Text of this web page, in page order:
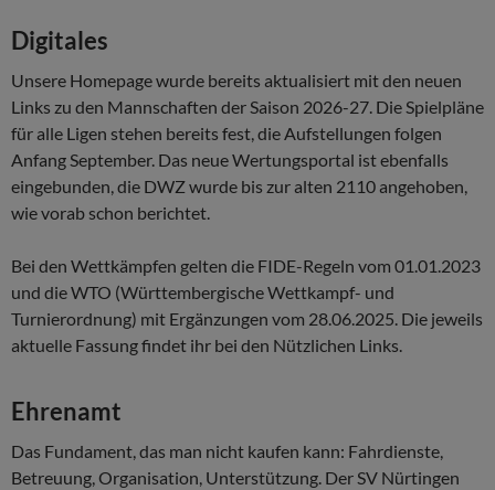
Digitales
Unsere Homepage wurde bereits aktualisiert mit den neuen
Links zu den Mannschaften der Saison 2026-27. Die Spielpläne
für alle Ligen stehen bereits fest, die Aufstellungen folgen
Anfang September. Das neue Wertungsportal ist ebenfalls
eingebunden, die DWZ wurde bis zur alten 2110 angehoben,
wie vorab schon berichtet.
Bei den Wettkämpfen gelten die FIDE-Regeln vom 01.01.2023
und die WTO (Württembergische Wettkampf- und
Turnierordnung) mit Ergänzungen vom 28.06.2025. Die jeweils
aktuelle Fassung findet ihr bei den Nützlichen Links.
Ehrenamt
Das Fundament, das man nicht kaufen kann: Fahrdienste,
Betreuung, Organisation, Unterstützung. Der SV Nürtingen